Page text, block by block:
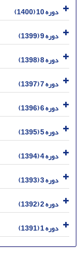
دوره 10 (1400)
دوره 9 (1399)
دوره 8 (1398)
دوره 7 (1397)
دوره 6 (1396)
دوره 5 (1395)
دوره 4 (1394)
دوره 3 (1393)
دوره 2 (1392)
دوره 1 (1391)